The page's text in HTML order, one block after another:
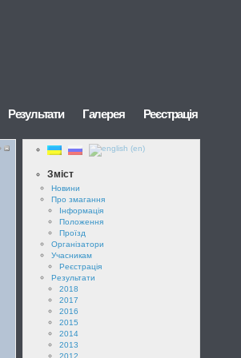
Результати Галерея Реєстрація
Зміст
Новини
Про змагання
Інформація
Положення
Проїзд
Організатори
Учасникам
Реєстрація
Результати
2018
2017
2016
2015
2014
2013
2012